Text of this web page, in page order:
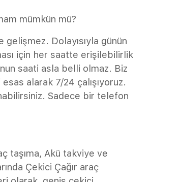
mümkün mü?
Dolayısıyla günün
için her saatte erişilebilirlik
saati asla belli olmaz. Biz
alarak 7/24 çalışıyoruz.
Sadece bir telefon
taşıma, Akü takviye ve
Çekici Çağır araç